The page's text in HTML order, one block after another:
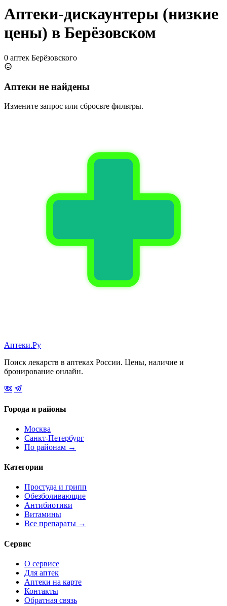
Аптеки-дискаунтеры (низкие
цены) в Берёзовском
0 аптек Берёзовского
Аптеки не найдены
Измените запрос или сбросьте фильтры.
Аптеки.Ру
Поиск лекарств в аптеках России. Цены, наличие и
бронирование онлайн.
Города и районы
Москва
Санкт-Петербург
По районам →
Категории
Простуда и грипп
Обезболивающие
Антибиотики
Витамины
Все препараты →
Сервис
О сервисе
Для аптек
Аптеки на карте
Контакты
Обратная связь